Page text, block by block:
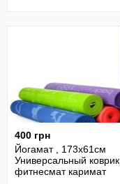
400 грн
Йогамат , 173х61см
Универсальный коврик
фитнесмат каримат